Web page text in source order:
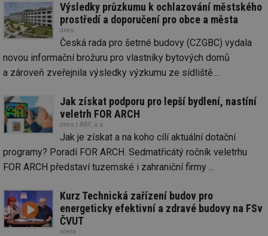
Výsledky průzkumu k ochlazování městského
prostředí a doporučení pro obce a města
dnes
Česká rada pro šetrné budovy (CZGBC) vydala
novou informační brožuru pro vlastníky bytových domů
a zároveň zveřejnila výsledky výzkumu ze sídliště ...
Jak získat podporu pro lepší bydlení, nastíní
veletrh FOR ARCH
dnes | ABF, a.s.
Jak je získat a na koho cílí aktuální dotační
programy? Poradí FOR ARCH. Sedmatřicátý ročník veletrhu
FOR ARCH představí tuzemské i zahraniční firmy ...
Kurz Technická zařízení budov pro
energeticky efektivní a zdravé budovy na FSv
ČVUT
včera